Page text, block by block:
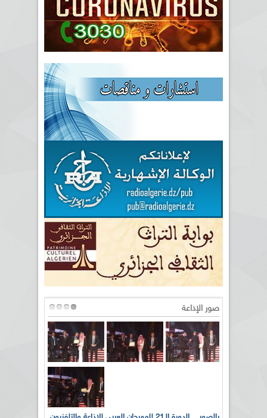
صور الإذاعة